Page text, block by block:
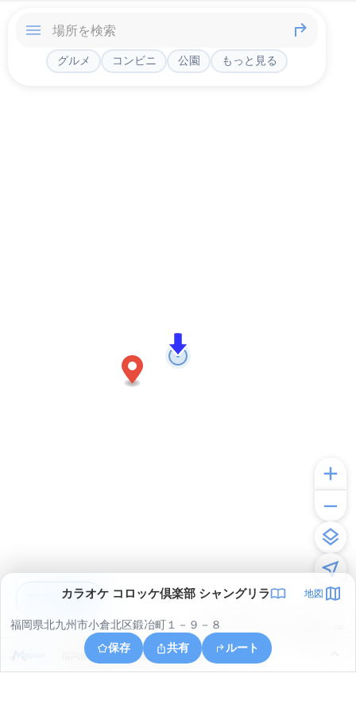
© ONE COMPATH © GeoTechnologies Inc.
グルメ コンビニ 公園 もっと見る
カラオケ コロッケ倶楽部 シャングリラ 地図
福岡県北九州市小倉北区鍛冶町１－９－８
保存
共有 ルート
福岡県北九州市小倉北区赤坂海岸１
アプリで見る